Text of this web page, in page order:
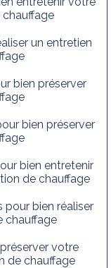
un entretien
bien préserver
bien préserver
bien entretenir
de chauffage
bien réaliser
chauffage
votre
de chauffage